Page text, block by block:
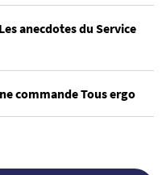
anecdotes du Service
commande Tous ergo